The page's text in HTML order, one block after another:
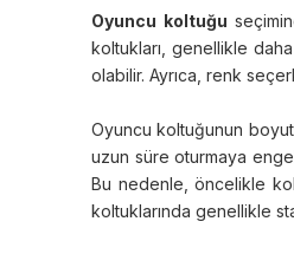
Oyuncu koltuğu
koltukları, genellikle
olabilir. Ayrıca, renk
Oyuncu koltuğunun
uzun süre oturmaya
Bu nedenle, öncelikle
koltuklarında genellikle